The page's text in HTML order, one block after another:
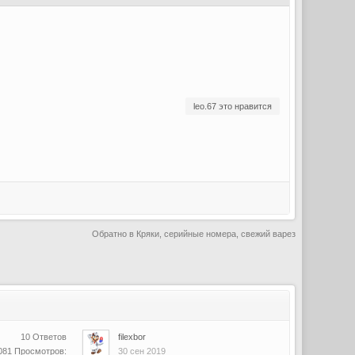
leo.67 это нравится
Обратно в Кряки, серийные номера, свежий варез
10 Ответов
Просмотров:
filexbor
30 сен 2019